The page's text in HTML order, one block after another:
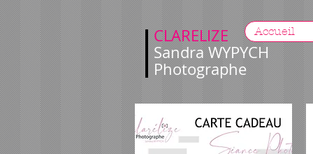
Accueil
CLARELIZE
Sandra WYPYCH
Photographe